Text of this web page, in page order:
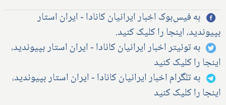
به فیس‌بوک اخبار ایرانیان کانادا - ایران استار
بپیوندید، اینجا را کلیک کنید.
به توئیتر اخبار ایرانیان کانادا - ایران استار بپیوندید،
اینجا را کلیک کنید
به تلگرام اخبار ایرانیان کانادا - ایران استار بپیوندید،
اینجا را کلیک کنید